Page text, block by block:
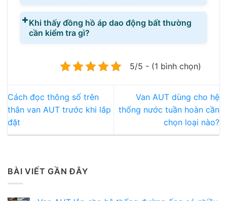
Khi thấy đồng hồ áp dao động bất thường
cần kiểm tra gì?
5/5 - (1 bình chọn)
Cách đọc thông số trên
thân van AUT trước khi lắp
đặt
Van AUT dùng cho hệ
thống nước tuần hoàn cần
chọn loại nào?
BÀI VIẾT GẦN ĐÂY